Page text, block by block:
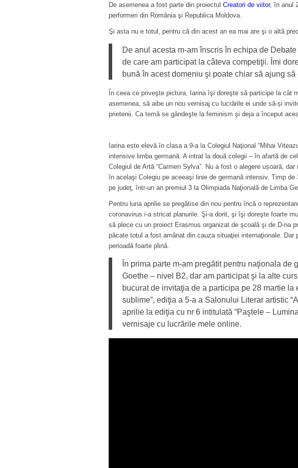
De asemenea a fost parte din proiectul Creatori de viitor, în anul
performeri din România şi Republica Moldova.
Şi asta nu e totul, pentru că din acest an ea mai are şi o altă
De anul acesta m-am înscris în echipa de
de care am participat la câteva competiţii. Îmi
bună în acest domeniu şi poate chiar să ajung
În ceea ce priveşte pictura, Iarina îşi doreşte să participe la cât
asemenea, să aibe un nou vernisaj cu lucrările ei unde să-și
prietenii. Ca temă se gândeşte la feminism şi deja a început
Iarina este elevă în clasa a 9-a la Colegiul Naţional “Mihai
intensive limba germană. A intrat la două colegii – în afartă de
Colegiul de Artă “Carmen Sylva”. Nu a fost o alegere ușoară,
în acelaşi Colegiu pe aceeaşi linie de germană intensiv. Timp
pe judeţ, într-un an premiul 3 la Olimpiada Naţională de Limba
Pentru luna aprilie se pregătise din nou pentru încă o
coronavirus i-a stricat planurile. Şi-a dorit, şi îşi doreşte foarte
să plece cu un proiect Erasmus organizat de şcoală şi de D-na
păcate totul a fost amânat din cauza situaţiei internaţionale. Dar
perioadă foarte plină.
În prima parte m-am pregătit pentru naţionala de
Goethe – nivel B2, dar am participat şi la alte
bucurat de invitaţia de a participa pe 28 martie la
sublime”, ediţia a 5-a a Salonului Literar artistic
aprilie la ediţia cu nr 6 intitulată “Paştele –
vernisaje cu lucrările mele online.